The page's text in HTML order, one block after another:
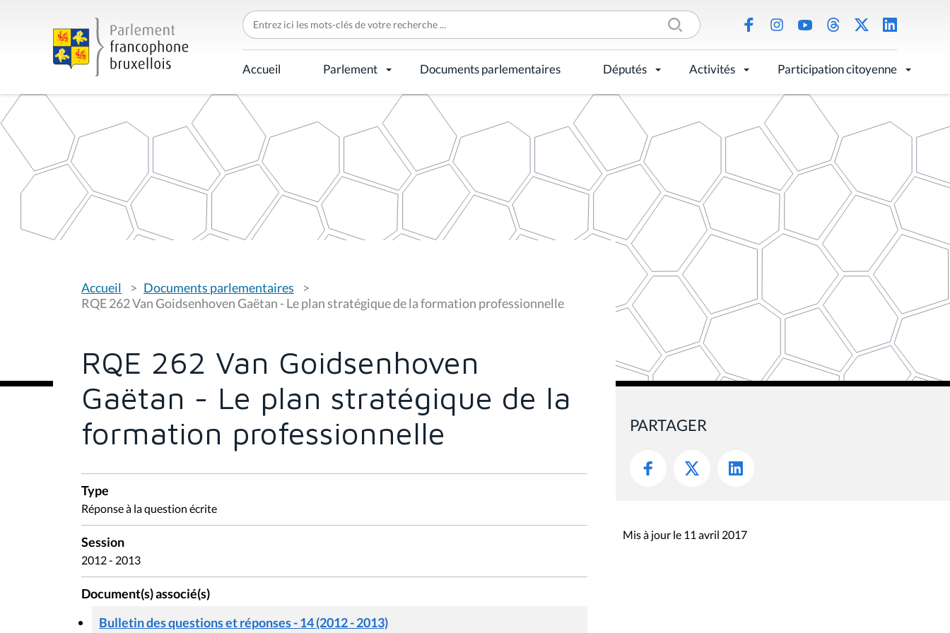
C
h
e
r
c
h
r
p
Accueil Parlement Documents parlementaires Députés Activités Participation citoyenne
o
u
s
s
Accueil
Documents parlementaires
RQE 262 Van Goidsenhoven Gaëtan - Le plan stratégique de la formation professionnelle
RQE 262 Van Goidsenhoven
Gaëtan - Le plan stratégique de la
formation professionnelle
Type
Réponse à la question écrite
Session
2012 - 2013
Document(s) associé(s)
Bulletin des questions et réponses - 14 (2012 - 2013)
PARTAGER
Mis à jour le 11 avril 2017